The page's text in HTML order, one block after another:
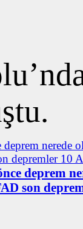
deprem
son